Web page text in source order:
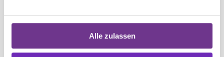
Alle zulassen